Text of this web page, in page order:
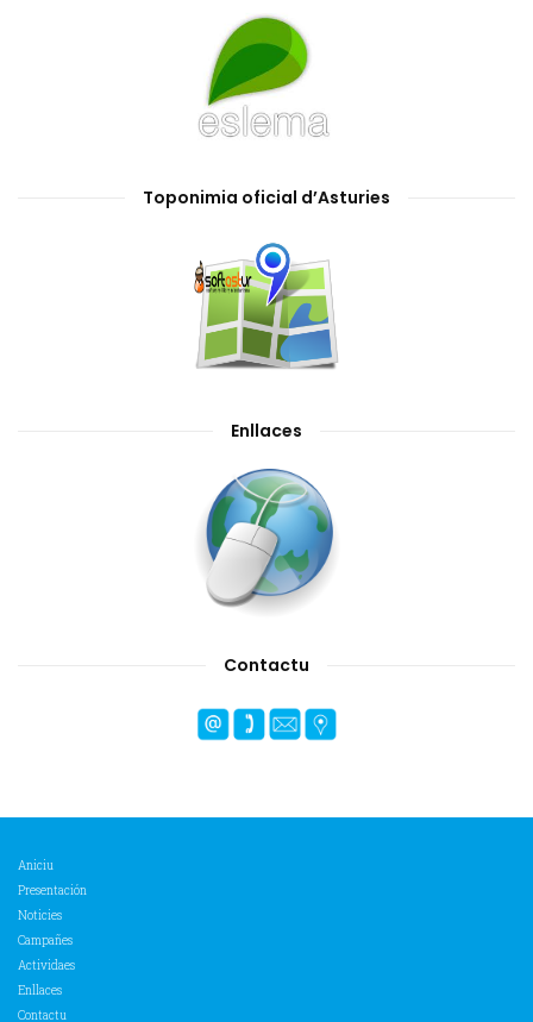
Toponimia oficial d’Asturies
Enllaces
Contactu
Aniciu
Presentación
Noticies
Campañes
Actividaes
Enllaces
Contactu